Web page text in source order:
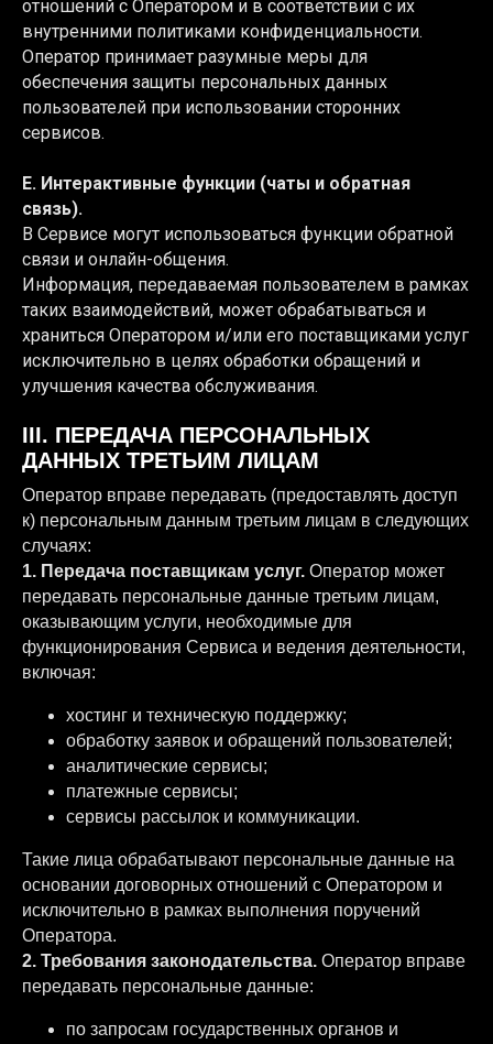
отношений с Оператором и в соответствии с их
внутренними политиками конфиденциальности.
Оператор принимает разумные меры для
обеспечения защиты персональных данных
пользователей при использовании сторонних
сервисов.
E. Интерактивные функции (чаты и обратная
связь).
В Сервисе могут использоваться функции обратной
связи и онлайн-общения.
Информация, передаваемая пользователем в рамках
таких взаимодействий, может обрабатываться и
храниться Оператором и/или его поставщиками услуг
исключительно в целях обработки обращений и
улучшения качества обслуживания.
III. ПЕРЕДАЧА ПЕРСОНАЛЬНЫХ
ДАННЫХ ТРЕТЬИМ ЛИЦАМ
Оператор вправе передавать (предоставлять доступ
к) персональным данным третьим лицам в следующих
случаях:
1. Передача поставщикам услуг. Оператор может
передавать персональные данные третьим лицам,
оказывающим услуги, необходимые для
функционирования Сервиса и ведения деятельности,
включая:
хостинг и техническую поддержку;
обработку заявок и обращений пользователей;
аналитические сервисы;
платежные сервисы;
сервисы рассылок и коммуникации.
Такие лица обрабатывают персональные данные на
основании договорных отношений с Оператором и
исключительно в рамках выполнения поручений
Оператора.
2. Требования законодательства. Оператор вправе
передавать персональные данные:
по запросам государственных органов и